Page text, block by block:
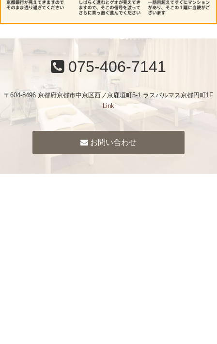
075-406-7141
〒604-8496 京都府京都市中京区西ノ京鹿垣町5-1 ラスパルマス京都円町1F
Link
お問い合わせ